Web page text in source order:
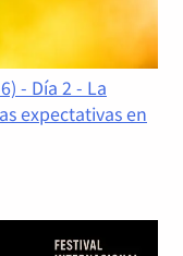
- Día 2 - La
expectativas en